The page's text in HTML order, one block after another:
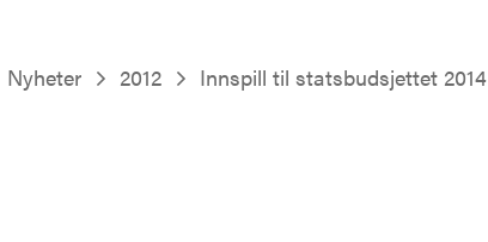
Nyheter 2012 Innspill til statsbudsjettet 2014